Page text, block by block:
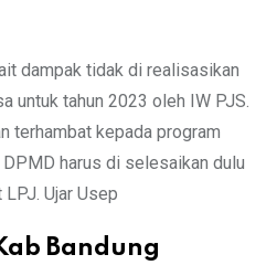
dampak tidak di realisasikan
untuk tahun 2023 oleh IW PJS.
terhambat kepada program
harus di selesaikan dulu
Ujar Usep
Bandung